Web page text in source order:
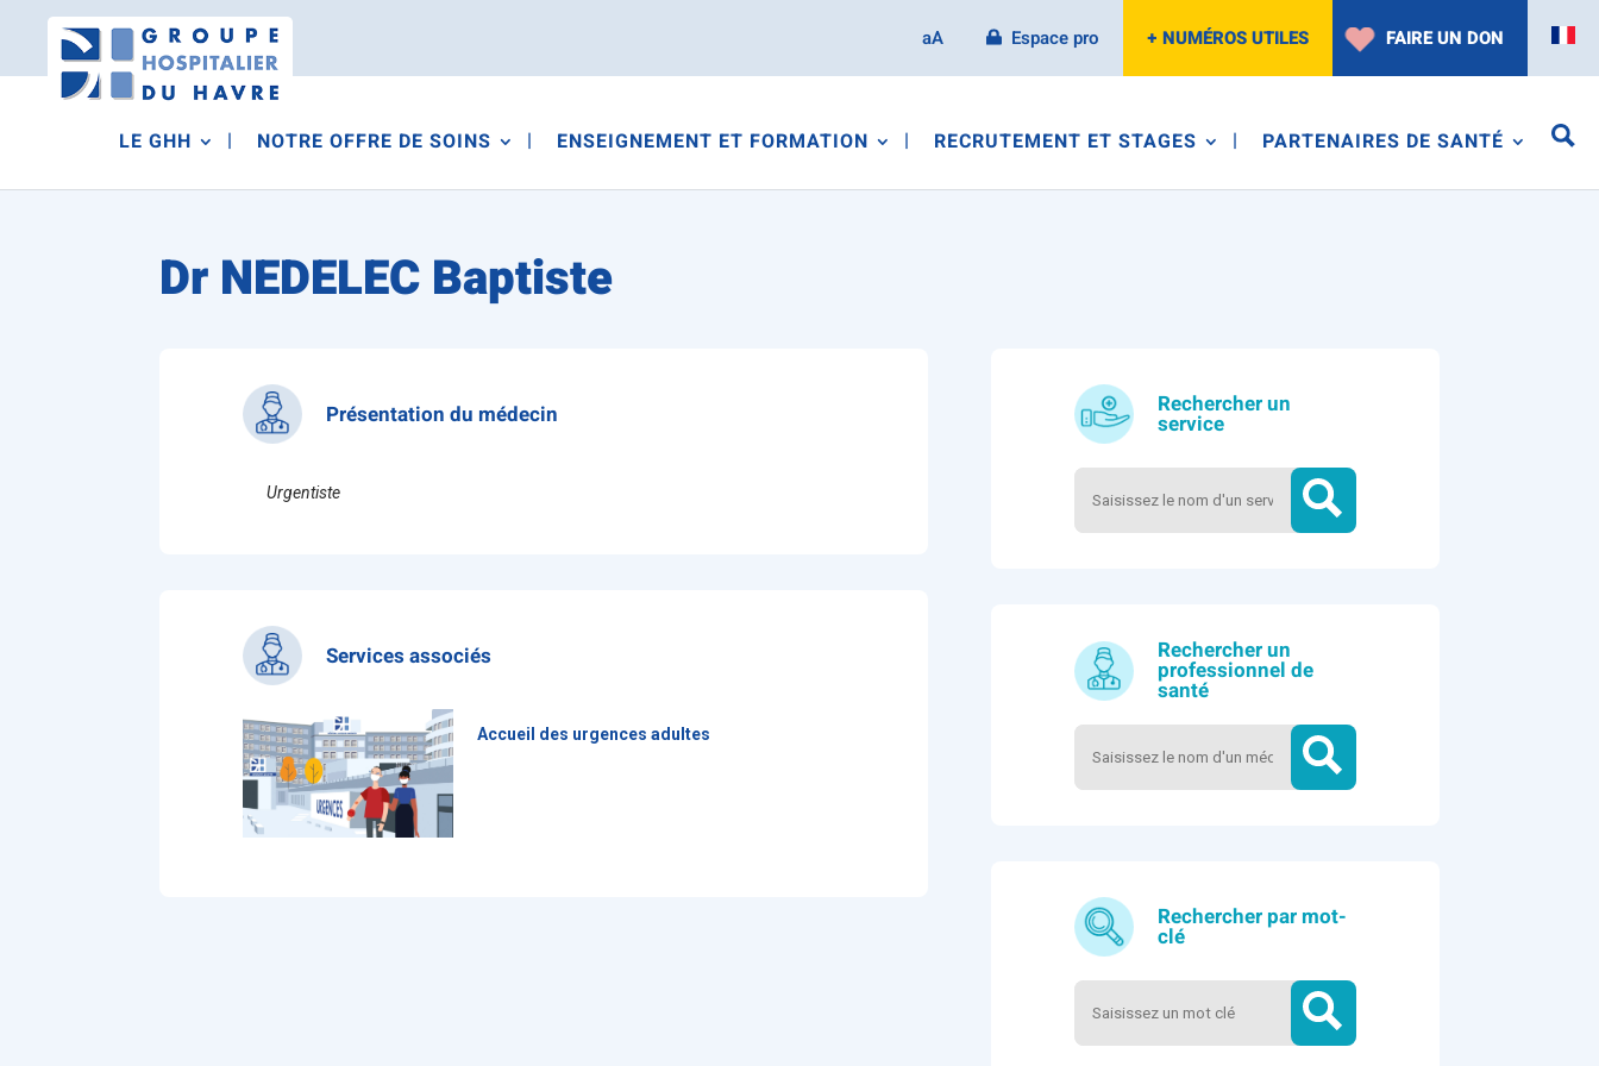
aA Espace pro + NUMÉROS UTILES FAIRE UN DON
LE GHH NOTRE OFFRE DE SOINS ENSEIGNEMENT ET FORMATION RECRUTEMENT ET STAGES PARTENAIRES DE SANTÉ
Dr NEDELEC Baptiste
Présentation du médecin
Urgentiste
Services associés
Accueil des urgences adultes
Rechercher un
service
Rechercher un
professionnel de
santé
Rechercher par mot-
clé